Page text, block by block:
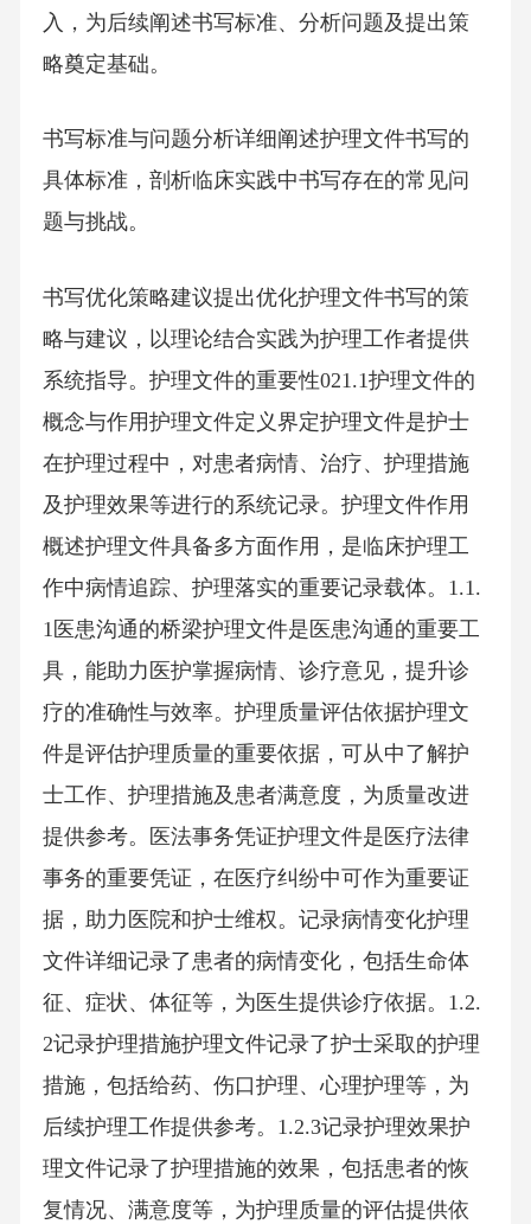
入，为后续阐述书写标准、分析问题及提出策
略奠定基础。
书写标准与问题分析详细阐述护理文件书写的
具体标准，剖析临床实践中书写存在的常见问
题与挑战。
书写优化策略建议提出优化护理文件书写的策
略与建议，以理论结合实践为护理工作者提供
系统指导。护理文件的重要性021.1护理文件的
概念与作用护理文件定义界定护理文件是护士
在护理过程中，对患者病情、治疗、护理措施
及护理效果等进行的系统记录。护理文件作用
概述护理文件具备多方面作用，是临床护理工
作中病情追踪、护理落实的重要记录载体。1.1.
1医患沟通的桥梁护理文件是医患沟通的重要工
具，能助力医护掌握病情、诊疗意见，提升诊
疗的准确性与效率。护理质量评估依据护理文
件是评估护理质量的重要依据，可从中了解护
士工作、护理措施及患者满意度，为质量改进
提供参考。医法事务凭证护理文件是医疗法律
事务的重要凭证，在医疗纠纷中可作为重要证
据，助力医院和护士维权。记录病情变化护理
文件详细记录了患者的病情变化，包括生命体
征、症状、体征等，为医生提供诊疗依据。1.2.
2记录护理措施护理文件记录了护士采取的护理
措施，包括给药、伤口护理、心理护理等，为
后续护理工作提供参考。1.2.3记录护理效果护
理文件记录了护理措施的效果，包括患者的恢
复情况、满意度等，为护理质量的评估提供依